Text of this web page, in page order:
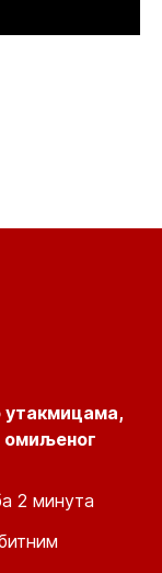
утакмицама,
омиљеног
2 минута